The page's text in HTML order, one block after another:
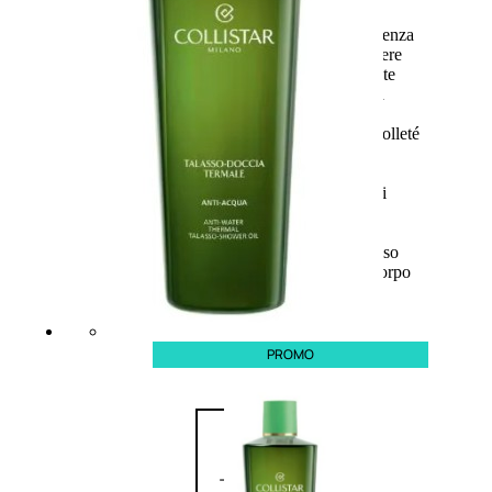
Trattamento Viso Occhi
Trattamento Viso Detergenza
Trattamento Viso Maschere
Trattamento Viso Idratante
Trattamento Viso Labbra
Trattamento Viso Sieri
Trattamento Collo e Decolleté
Trattamento Corpo
Trattamento Anticellulite
Trattamento Mani e Piedi
Trattamento Unghie
Trattamento Deodoranti
Cofanetti Trattamento Viso
Cofanetti Trattamento Corpo
Viso
Trattamento
Trattamento
PROMO